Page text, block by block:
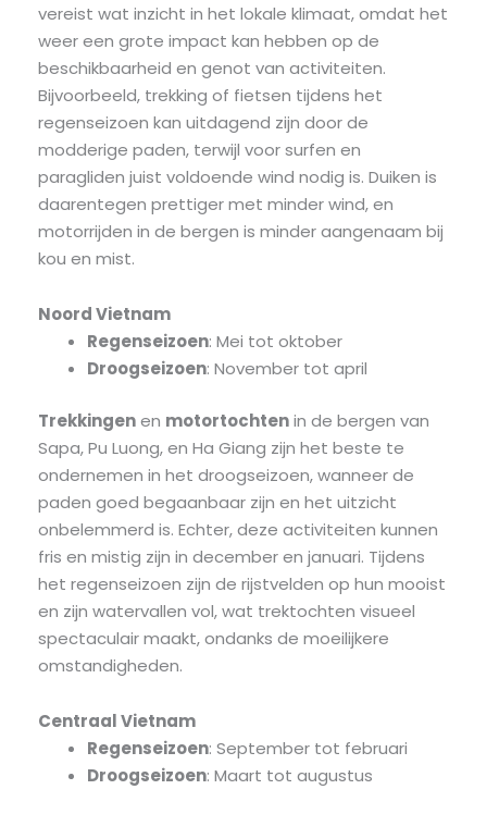
vereist wat inzicht in het lokale klimaat, omdat het
weer een grote impact kan hebben op de
beschikbaarheid en genot van activiteiten.
Bijvoorbeeld, trekking of fietsen tijdens het
regenseizoen kan uitdagend zijn door de
modderige paden, terwijl voor surfen en
paragliden juist voldoende wind nodig is. Duiken is
daarentegen prettiger met minder wind, en
motorrijden in de bergen is minder aangenaam bij
kou en mist.
Noord Vietnam
Regenseizoen: Mei tot oktober
Droogseizoen: November tot april
Trekkingenen motortochtenin de bergen van
Sapa, Pu Luong, en Ha Giang zijn het beste te
ondernemen in het droogseizoen, wanneer de
paden goed begaanbaar zijn en het uitzicht
onbelemmerd is. Echter, deze activiteiten kunnen
fris en mistig zijn in december en januari. Tijdens
het regenseizoen zijn de rijstvelden op hun mooist
en zijn watervallen vol, wat trektochten visueel
spectaculair maakt, ondanks de moeilijkere
omstandigheden.
Centraal Vietnam
Regenseizoen: September tot februari
Droogseizoen: Maart tot augustus